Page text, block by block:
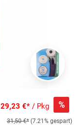
29,23 €* / Pkg %
31,50 €* (7.21% gespart)